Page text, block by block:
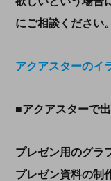
にご相談ください。
アクアスターのイ
■アクアスターで
プレゼン用のグラ
プレゼン資料の制